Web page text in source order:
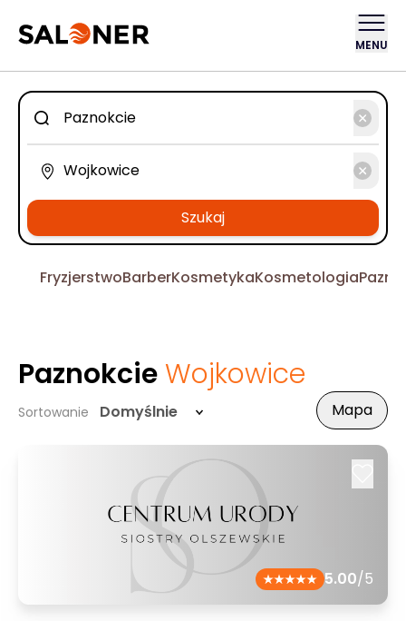
MENU
Szukaj
FryzjerstwoBarberKosmetykaKosmetologia
Paznokcie Wojkowice
Sortowanie Domyślnie Mapa
5.00/5